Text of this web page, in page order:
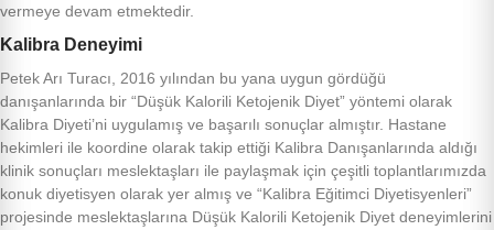
vermeye devam etmektedir.
Kalibra Deneyimi
Petek Arı Turacı, 2016 yılından bu yana uygun gördüğü
danışanlarında bir “Düşük Kalorili Ketojenik Diyet” yöntemi olarak
Kalibra Diyeti’ni uygulamış ve başarılı sonuçlar almıştır. Hastane
hekimleri ile koordine olarak takip ettiği Kalibra Danışanlarında aldığı
klinik sonuçları meslektaşları ile paylaşmak için çeşitli toplantlarımızda
konuk diyetisyen olarak yer almış ve “Kalibra Eğitimci Diyetisyenleri”
projesinde meslektaşlarına Düşük Kalorili Ketojenik Diyet deneyimlerini